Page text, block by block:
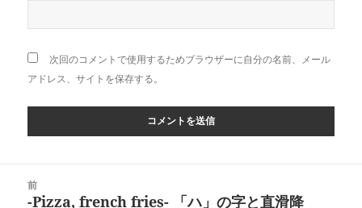
次回のコメントで使用するためブラウザーに自分の名前、メール
アドレス、サイトを保存する。
前
前
-Pizza, french fries- 「ハ」の字と直滑降